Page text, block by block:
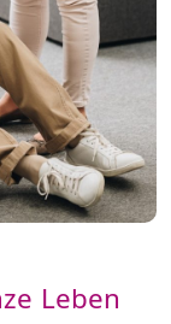
Leben